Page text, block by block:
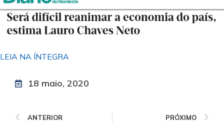
LEIA NA ÍNTEGRA
18 maio, 2020
ANTERIOR PRÓXIMO